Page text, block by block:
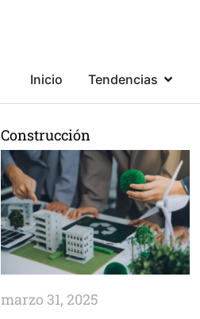
Inicio Tendencias
Construcción
marzo 31, 2025